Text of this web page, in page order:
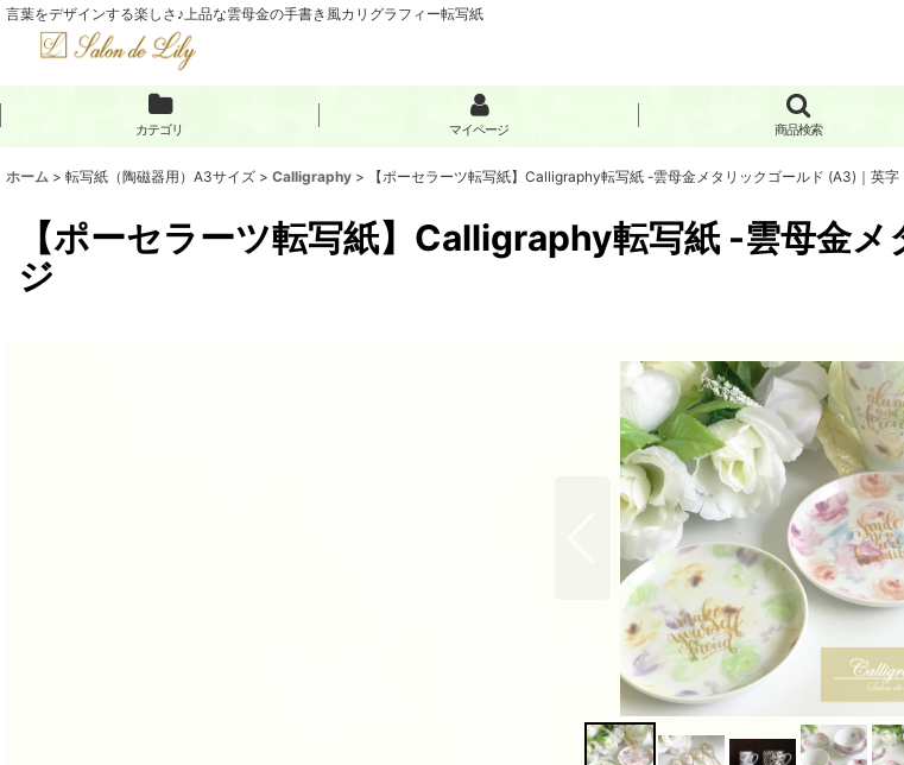
言葉をデザインする楽しさ♪上品な雲母金の手書き風カリグラフィー転写紙
カテゴリ マイページ 商品検索
ホーム > 転写紙（陶磁器用）A3サイズ > Calligraphy > 【ポーセラーツ転写紙】Calligraphy転写紙 -雲母金メタリックゴールド (A3)｜英字
【ポーセラーツ転写紙】Calligraphy転写紙 -雲母金
ジ